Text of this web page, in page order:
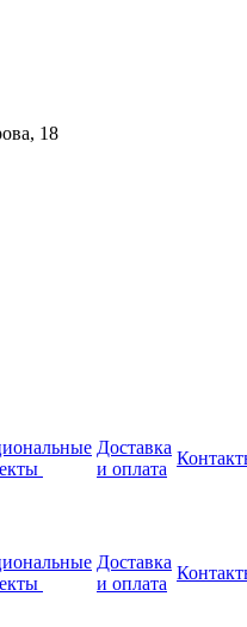
18
Доставка
и оплата
Доставка
и оплата